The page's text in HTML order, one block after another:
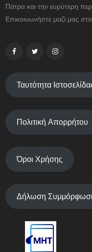
Πάτρα και την ευρύτερη
Επικοινωνήστε μαζί μας
Ταυτότητα
Πολιτική Απορρήτου
Όροι Χρήσης
Δήλωση